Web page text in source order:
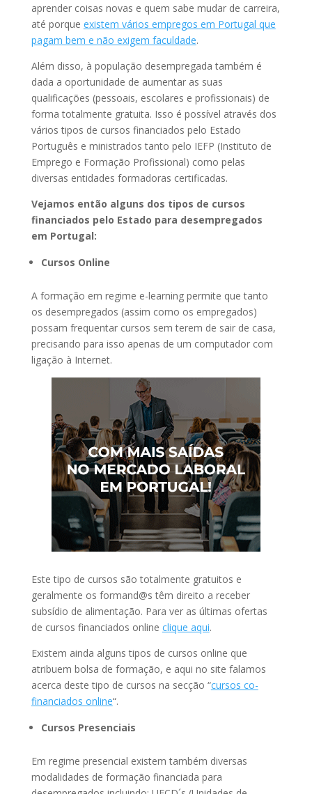
aprender coisas novas e quem sabe mudar de carreira,
até porque existem vários empregos em Portugal que
pagam bem e não exigem faculdade.
Além disso, à população desempregada também é
dada a oportunidade de aumentar as suas
qualificações (pessoais, escolares e profissionais) de
forma totalmente gratuita. Isso é possível através dos
vários tipos de cursos financiados pelo Estado
Português e ministrados tanto pelo IEFP (Instituto de
Emprego e Formação Profissional) como pelas
diversas entidades formadoras certificadas.
Vejamos então alguns dos tipos de cursos
financiados pelo Estado para desempregados
em Portugal:
Cursos Online
A formação em regime e-learning permite que tanto
os desempregados (assim como os empregados)
possam frequentar cursos sem terem de sair de casa,
precisando para isso apenas de um computador com
ligação à Internet.
Este tipo de cursos são totalmente gratuitos e
geralmente os formand@s têm direito a receber
subsídio de alimentação. Para ver as últimas ofertas
de cursos financiados online clique aqui.
Existem ainda alguns tipos de cursos online que
atribuem bolsa de formação, e aqui no site falamos
acerca deste tipo de cursos na secção “cursos co-
financiados online“.
Cursos Presenciais
Em regime presencial existem também diversas
modalidades de formação financiada para